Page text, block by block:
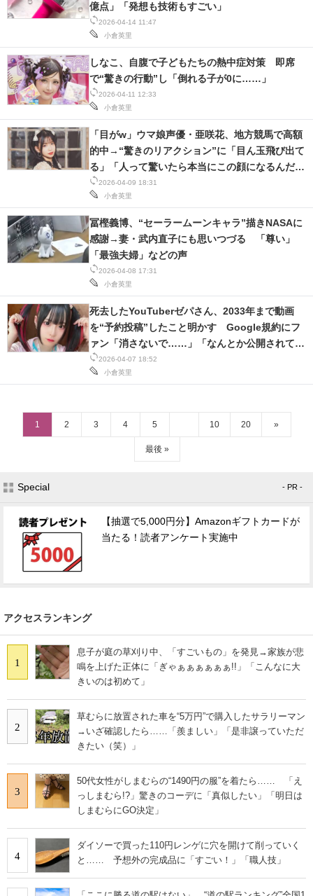
2026-04-14 11:47
小倉英里
億点」「発想も技術もすごい」
2026-04-11 12:33
小倉英里
しなこ、自腹で子どもたちの熱中症対策 即席
で“驚きの行動”し「倒れる子が0に……」
2026-04-09 18:31
小倉英里
「目がw」ウマ娘声優・亜咲花、地方競馬で高額
的中→“驚きのリアクション”に「目ん玉飛び出て
る」「人って驚いたら本当にこの顔になるんだ
ww」
2026-04-08 17:31
小倉英里
冨樫義博、“セーラームーンキャラ”描きNASAに
感謝→妻・武内直子にも思いつづる 「尊い」
「最強夫婦」などの声
2026-04-07 18:52
小倉英里
死去したYouTuberゼパさん、2033年まで動画
を“予約投稿”したこと明かす Google規約にフ
ァン「消さないで……」「なんとか公開されてほ
しい」
1 2 3 4 5 10 20 »
最後 »
Special - PR -
【抽選で5,000円分】Amazonギフトカードが
当たる！読者アンケート実施中
アクセスランキング
1
息子が庭の草刈り中、「すごいもの」を発見→家族が悲
鳴を上げた正体に「ぎゃぁぁぁぁぁぁ!!」「こんなに大
きいのは初めて」
2
草むらに放置された車を“5万円”で購入したサラリーマン
→いざ確認したら……「羨ましい」「是非譲っていただ
きたい（笑）」
3
50代女性がしまむらの“1490円の服”を着たら…… 「え
っしまむら!?」驚きのコーデに「真似したい」「明日は
しまむらにGO決定」
4
ダイソーで買った110円レンゲに穴を開けて削っていく
と…… 予想外の完成品に「すごい！」「職人技」